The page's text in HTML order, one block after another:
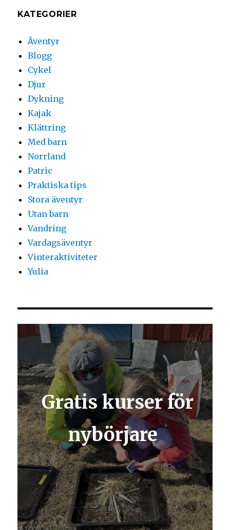
KATEGORIER
Äventyr
Blogg
Cykel
Djur
Dykning
Kajak
Klättring
Med barn
Norrland
Patric
Praktiska tips
Stora äventyr
Utan barn
Vandring
Vardagsäventyr
Vinteraktiviteter
Yulia
Gratis kurser för
nybörjare